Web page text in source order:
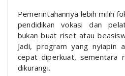
Pemerintahannya lebih milih
pendidikan vokasi dan
bukan buat riset atau
Jadi, program yang nyiapin
cepat diperkuat, sementara
dikurangi.